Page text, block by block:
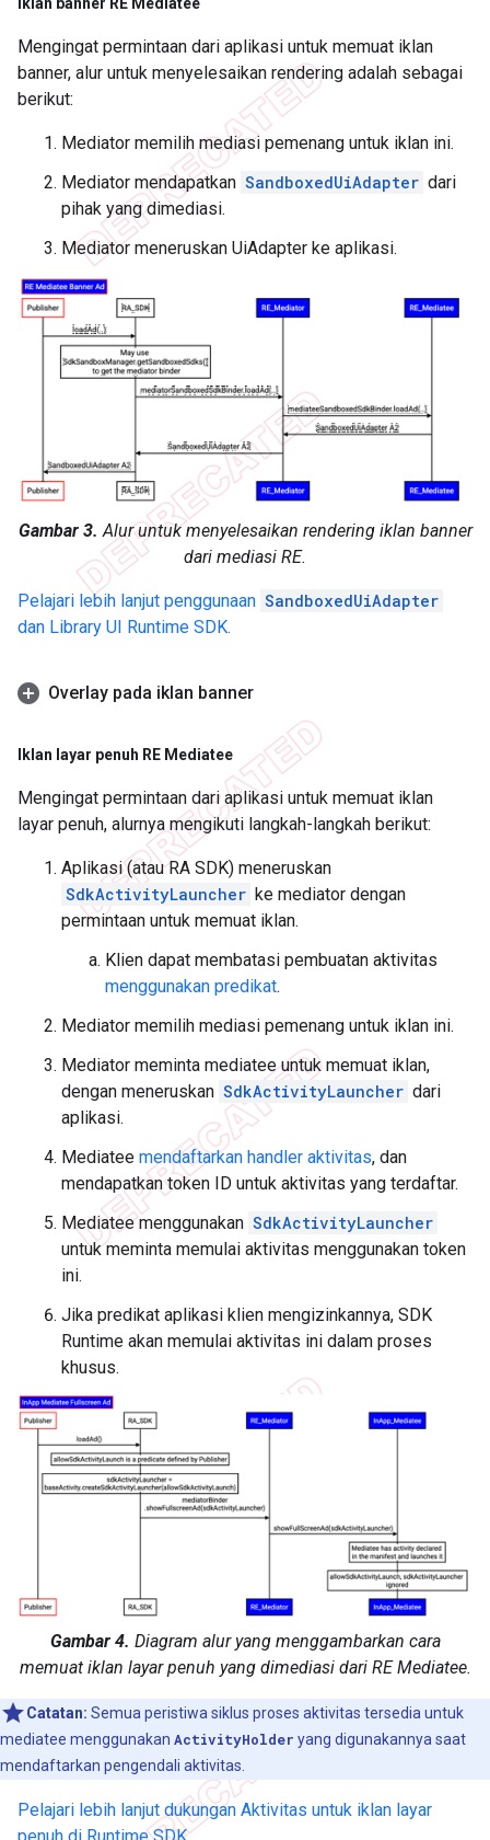
Iklan banner RE Mediatee
Mengingat permintaan dari aplikasi untuk memuat iklan
banner, alur untuk menyelesaikan rendering adalah sebagai
berikut:
Mediator memilih mediasi pemenang untuk iklan ini.
Mediator mendapatkan SandboxedUiAdapter dari
pihak yang dimediasi.
Mediator meneruskan UiAdapter ke aplikasi.
Gambar 3. Alur untuk menyelesaikan rendering iklan banner
dari mediasi RE.
Pelajari lebih lanjut penggunaan SandboxedUiAdapter
dan Library UI Runtime SDK.
Overlay pada iklan banner
Iklan layar penuh RE Mediatee
Mengingat permintaan dari aplikasi untuk memuat iklan
layar penuh, alurnya mengikuti langkah-langkah berikut:
Aplikasi (atau RA SDK) meneruskan
SdkActivityLauncher ke mediator dengan
permintaan untuk memuat iklan.
Klien dapat membatasi pembuatan aktivitas
menggunakan predikat.
Mediator memilih mediasi pemenang untuk iklan ini.
Mediator meminta mediatee untuk memuat iklan,
dengan meneruskan SdkActivityLauncher dari
aplikasi.
Mediatee mendaftarkan handler aktivitas, dan
mendapatkan token ID untuk aktivitas yang terdaftar.
Mediatee menggunakan SdkActivityLauncher
untuk meminta memulai aktivitas menggunakan token
ini.
Jika predikat aplikasi klien mengizinkannya, SDK
Runtime akan memulai aktivitas ini dalam proses
khusus.
Gambar 4. Diagram alur yang menggambarkan cara
memuat iklan layar penuh yang dimediasi dari RE Mediatee.
Catatan: Semua peristiwa siklus proses aktivitas tersedia untuk
mediatee menggunakan ActivityHolder yang digunakannya saat
mendaftarkan pengendali aktivitas.
Pelajari lebih lanjut dukungan Aktivitas untuk iklan layar
penuh di Runtime SDK.